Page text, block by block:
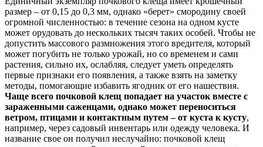
размер – от 0,15 до 0,3 мм, однако «берет» смородину своей
огромной численностью: в течение сезона на одном кусте
может орудовать до нескольких тысяч таких особей. Чтобы не
допустить массового размножения этого вредителя, который
может погубить не только урожай, но со временем и сами
растения, сильно их, ослабляя, следует уметь определять
первые признаки его появления, а также взять на заметку
методы, помогающие избавить ягодник от его нашествия.
Чаще всего почковой клещ попадает на участок вместе с
зараженными саженцами, однако может переноситься
ветром, птицами и контактным путем – от куста к кусту,
например, через садовый инвентарь или одежду человека. И
название свое он получил неслучайно: почковой клещ